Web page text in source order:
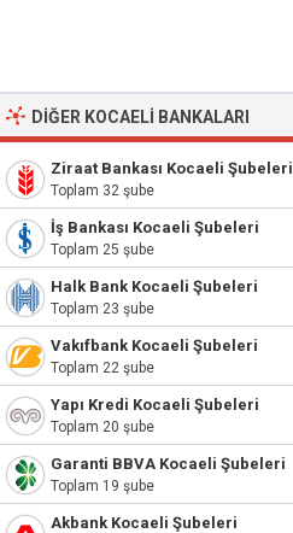
DIĞER KOCAELI BANKALARI
Ziraat Bankası Kocaeli Şubeleri
Toplam 32 şube
İş Bankası Kocaeli Şubeleri
Toplam 25 şube
Halk Bank Kocaeli Şubeleri
Toplam 23 şube
Vakıfbank Kocaeli Şubeleri
Toplam 22 şube
Yapı Kredi Kocaeli Şubeleri
Toplam 20 şube
Garanti BBVA Kocaeli Şubeleri
Toplam 19 şube
Akbank Kocaeli Şubeleri